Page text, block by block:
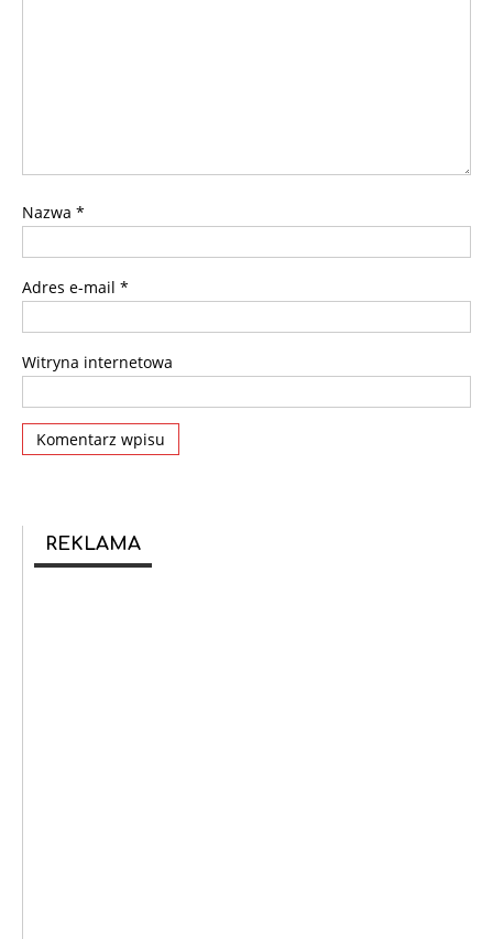
Nazwa *
Adres e-mail *
Witryna internetowa
REKLAMA